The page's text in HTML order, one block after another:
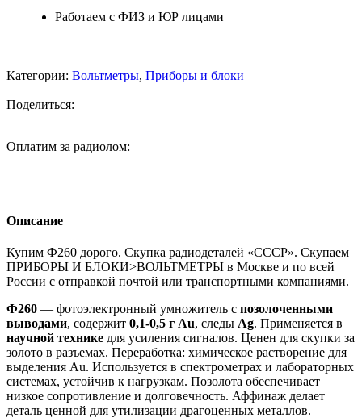
Работаем с ФИЗ и ЮР лицами
Категории: Вольтметры, Приборы и блоки
Поделиться:
Оплатим за радиолом:
Описание
Купим Ф260 дорого. Скупка радиодеталей «СССР». Скупаем
ПРИБОРЫ И БЛОКИ>ВОЛЬТМЕТРЫ в Москве и по всей
России с отправкой почтой или транспортными компаниями.
Ф260 — фотоэлектронный умножитель с позолоченными
выводами, содержит 0,1-0,5 г Au, следы Ag. Применяется в
научной технике для усиления сигналов. Ценен для скупки за
золото в разъемах. Переработка: химическое растворение для
выделения Au. Используется в спектрометрах и лабораторных
системах, устойчив к нагрузкам. Позолота обеспечивает
низкое сопротивление и долговечность. Аффинаж делает
деталь ценной для утилизации драгоценных металлов.